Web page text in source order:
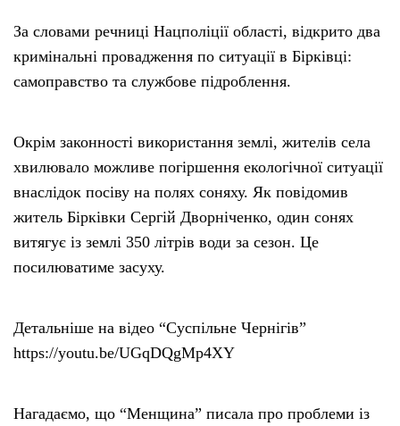
За словами речниці Нацполіції області, відкрито два
кримінальні провадження по ситуації в Бірківці:
самоправство та службове підроблення.
Окрім законності використання землі, жителів села
хвилювало можливе погіршення екологічної ситуації
внаслідок посіву на полях соняху. Як повідомив
житель Бірківки Сергій Дворніченко, один сонях
витягує із землі 350 літрів води за сезон. Це
посилюватиме засуху.
Детальніше на відео “Суспільне Чернігів”
https://youtu.be/UGqDQgMp4XY
Нагадаємо, що “Менщина” писала про проблеми із